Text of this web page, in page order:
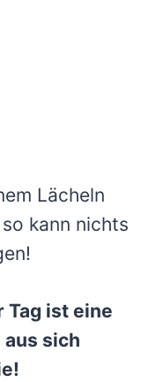
Lächeln
kann nichts
Tag ist eine
aus sich